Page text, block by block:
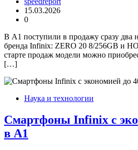
15.03.2026
0
В А1 поступили в продажу сразу два
бренда Infinix: ZERO 20 8/256GB и
старте продаж модели можно
[…]
Наука и технологии
Смартфоны Infinix с
в А1